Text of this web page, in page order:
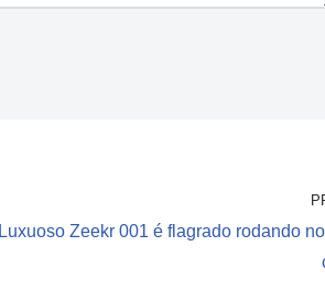
Luxuoso Zeekr 001 é flagrado rodando